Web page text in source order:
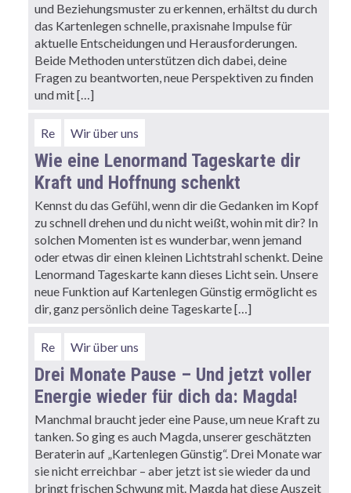
und Beziehungsmuster zu erkennen, erhältst du durch
das Kartenlegen schnelle, praxisnahe Impulse für
aktuelle Entscheidungen und Herausforderungen.
Beide Methoden unterstützen dich dabei, deine
Fragen zu beantworten, neue Perspektiven zu finden
und mit […]
Re Wir über uns
Wie eine Lenormand Tageskarte dir
Kraft und Hoffnung schenkt
Kennst du das Gefühl, wenn dir die Gedanken im Kopf
zu schnell drehen und du nicht weißt, wohin mit dir? In
solchen Momenten ist es wunderbar, wenn jemand
oder etwas dir einen kleinen Lichtstrahl schenkt. Deine
Lenormand Tageskarte kann dieses Licht sein. Unsere
neue Funktion auf Kartenlegen Günstig ermöglicht es
dir, ganz persönlich deine Tageskarte […]
Re Wir über uns
Drei Monate Pause – Und jetzt voller
Energie wieder für dich da: Magda!
Manchmal braucht jeder eine Pause, um neue Kraft zu
tanken. So ging es auch Magda, unserer geschätzten
Beraterin auf „Kartenlegen Günstig“. Drei Monate war
sie nicht erreichbar – aber jetzt ist sie wieder da und
bringt frischen Schwung mit. Magda hat diese Auszeit